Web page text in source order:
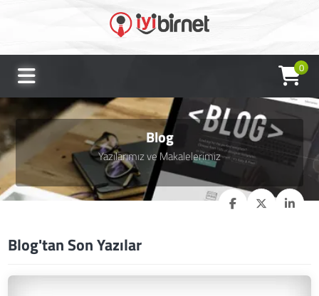
0
Blog
Yazılarımız ve Makalelerimiz
Blog'tan Son Yazılar